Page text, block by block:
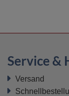
Service &
Versand